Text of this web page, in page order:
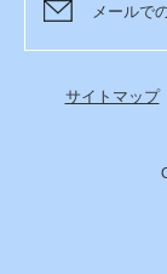
メールで
サイトマップ